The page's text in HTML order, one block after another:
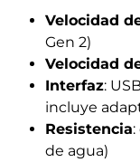
Velocidad
Gen 2)
Velocidad
Interfaz:
incluye
Resistencia
de agua)